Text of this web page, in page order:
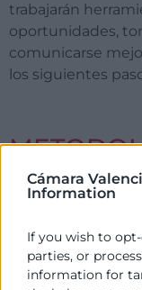
Cámara
Information
If you wish to
parties, or
information for
trabajarán
oportunidades,
comunicarse
los siguientes
Las sesiones en
Aprenderás a
dinámicas
ayudarán a